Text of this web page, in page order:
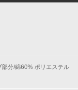
分/綿60% ポリエステル